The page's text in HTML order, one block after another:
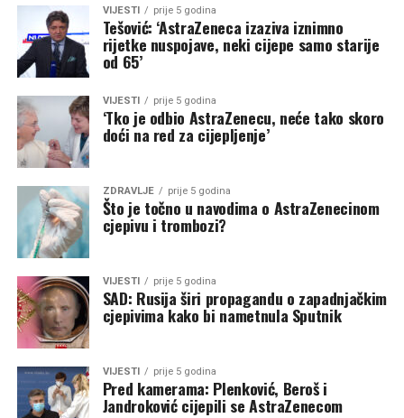
VIJESTI prije 5 godina
Tešović: ‘AstraZeneca izaziva iznimno
rijetke nuspojave, neki cijepe samo starije
od 65’
VIJESTI prije 5 godina
‘Tko je odbio AstraZenecu, neće tako skoro
doći na red za cijepljenje’
ZDRAVLJE prije 5 godina
Što je točno u navodima o AstraZenecinom
cjepivu i trombozi?
VIJESTI prije 5 godina
SAD: Rusija širi propagandu o zapadnjačkim
cjepivima kako bi nametnula Sputnik
VIJESTI prije 5 godina
Pred kamerama: Plenković, Beroš i
Jandroković cijepili se AstraZenecom